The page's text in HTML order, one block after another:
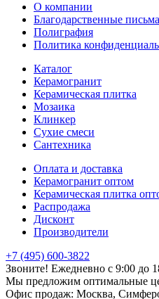
О компании
Благодарственные письма
Полиграфия
Политика
Каталог
Керамогранит
Керамическая плитка
Мозаика
Клинкер
Сухие смеси
Сантехника
Оплата и доставка
Керамогранит оптом
Керамическая плитка
Распродажа
Дисконт
Производители
+7 (495) 600-3822
Звоните! Ежедневно с 9:00 до
Мы предложим оптимальные
Офис продаж: Москва,